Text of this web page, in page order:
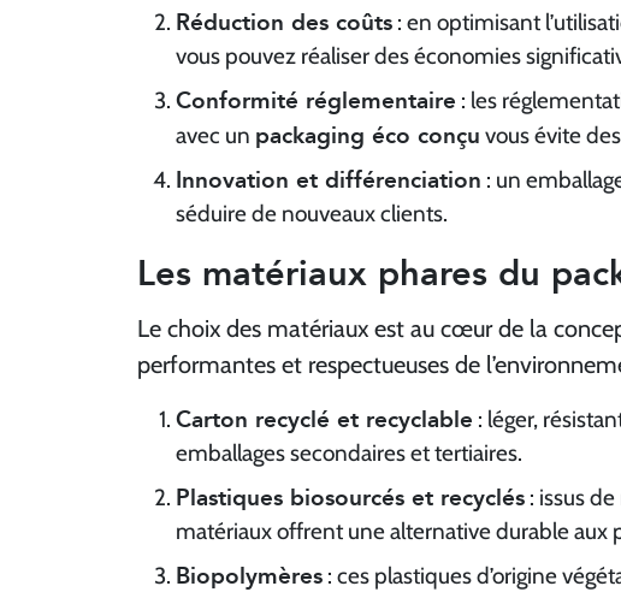
Réduction des coûts : en optimisant
vous pouvez réaliser des économies
Conformité réglementaire : les
avec un packaging éco conçu vous évite
Innovation et différenciation : un
séduire de nouveaux clients.
Les matériaux phares du
Le choix des matériaux est au cœur de la
performantes et respectueuses de
Carton recyclé et recyclable : léger,
emballages secondaires et tertiaires.
Plastiques biosourcés et recyclés : issus
matériaux offrent une alternative durable aux
Biopolymères : ces plastiques d’origine